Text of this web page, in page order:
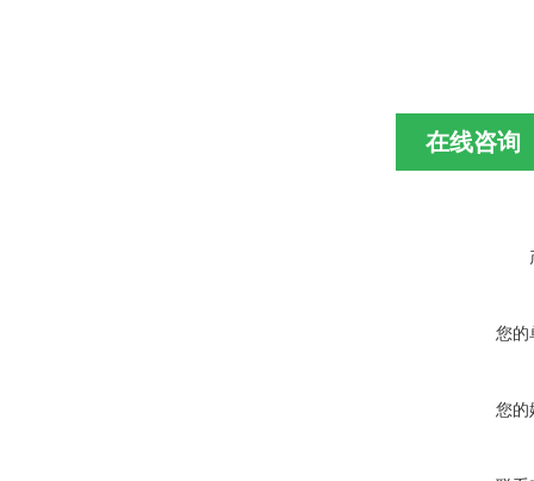
在线咨询
您的
您的